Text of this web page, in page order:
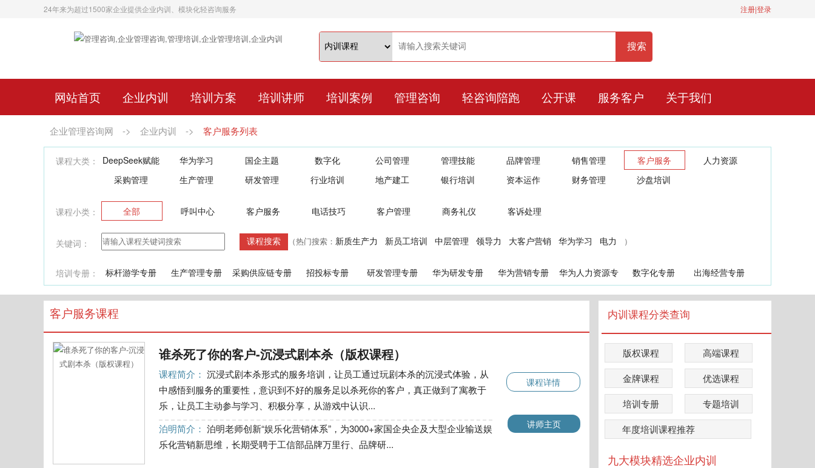
24年来为超过1500家企业提供企业内训、模块化轻咨询服务 注册|登录
服务热线：400-0900-836
网站首页 企业内训 培训方案 培训讲师 培训案例 管理咨询 轻咨询陪跑 公开课 服务客户 关于我们
企业管理咨询网 -> 企业内训 -> 客户服务列表
课程大类： DeepSeek赋能 华为学习 国企主题 数字化 公司管理 管理技能 品牌管理 销售管理 客户服务
人力资源
采购管理
生产管理 研发管理 行业培训 地产建工 银行培训 资本运作 财务管理 沙盘培训
课程小类： 全部 呼叫中心 客户服务 电话技巧 客户管理 商务礼仪 客诉处理
关键词： （热门搜索： 新质生产力 新员工培训 中层管理 领导力 大客户营销 华为学习 电力 ）
培训专册： 标杆游学专册 生产管理专册 采购供应链专册 招投标专册 研发管理专册 华为研发专册 华为营销专册 华为人力资源专 数字化专册 出海经营专册
客户服务课程
谁杀死了你的客户-沉浸式剧本杀（版权课程）
课程简介： 沉浸式剧本杀形式的服务培训，让员工通过玩剧本杀的沉浸式体验，从
中感悟到服务的重要性，意识到不好的服务足以杀死你的客户，真正做到了寓教于
乐，让员工主动参与学习、积极分享，从游戏中认识...
泊明简介： 泊明老师创新“娱乐化营销体系”，为3000+家国企央企及大型企业输送娱
乐化营销新思维，长期受聘于工信部品牌万里行、品牌研...
课程详情
讲师主页
内训课程分类查询
版权课程
高端课程
金牌课程
优选课程
培训专册
专题培训
年度培训课程推荐
九大模块精选企业内训